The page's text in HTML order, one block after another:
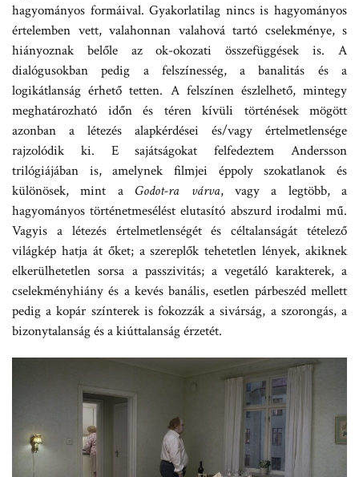
hagyományos formáival. Gyakorlatilag nincs is hagyományos
értelemben vett, valahonnan valahová tartó cselekménye, s
hiányoznak belőle az ok-okozati összefüggések is. A
dialógusokban pedig a felszínesség, a banalitás és a
logikátlanság érhető tetten. A felszínen észlelhető, mintegy
meghatározható időn és téren kívüli történések mögött
azonban a létezés alapkérdései és/vagy értelmetlensége
rajzolódik ki. E sajátságokat felfedeztem Andersson
trilógiájában is, amelynek filmjei éppoly szokatlanok és
különösek, mint a Godot-ra várva, vagy a legtöbb, a
hagyományos történetmesélést elutasító abszurd irodalmi mű.
Vagyis a létezés értelmetlenségét és céltalanságát tételező
világkép hatja át őket; a szereplők tehetetlen lények, akiknek
elkerülhetetlen sorsa a passzivitás; a vegetáló karakterek, a
cselekményhiány és a kevés banális, esetlen párbeszéd mellett
pedig a kopár színterek is fokozzák a sivárság, a szorongás, a
bizonytalanság és a kiúttalanság érzetét.